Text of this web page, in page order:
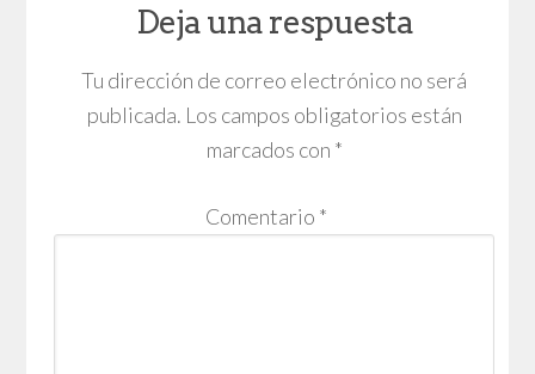
Deja una respuesta
Tu dirección de correo electrónico no será
publicada. Los campos obligatorios están
marcados con *
Comentario *